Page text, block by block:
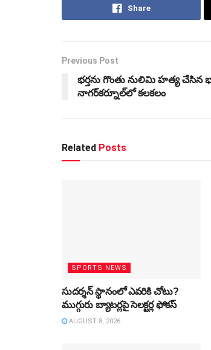
Share
Previous Post
భర్తను గొంతు నులిమి హత్య చేసిన
నాగర్‌కర్నూల్‌లో కలకలం
Related Posts
SPORTS NEWS
సుదర్శన్‌ స్థానంలో ఎవరికి చోటు?
ముగ్గురు బ్యాటర్లపై సెలక్టర్ల ఫోకస్‌
AUGUST 8, 2026